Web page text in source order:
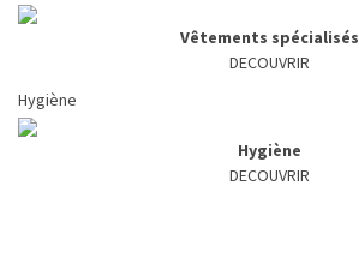
Vêtements spécialisés
DECOUVRIR
Hygiène
Hygiène
DECOUVRIR